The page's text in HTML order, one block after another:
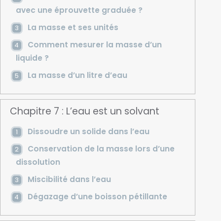
avec une éprouvette graduée ?
La masse et ses unités
Comment mesurer la masse d’un
liquide ?
La masse d’un litre d’eau
Chapitre 7 : L’eau est un solvant
Dissoudre un solide dans l’eau
Conservation de la masse lors d’une
dissolution
Miscibilité dans l’eau
Dégazage d’une boisson pétillante